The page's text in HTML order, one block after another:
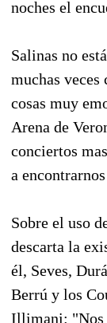
noches el
Salinas no
muchas
cosas muy
Arena de
conciertos
a
Sobre el uso
descarta la
él, Seves,
Berrú y los
Illimani: "Nos